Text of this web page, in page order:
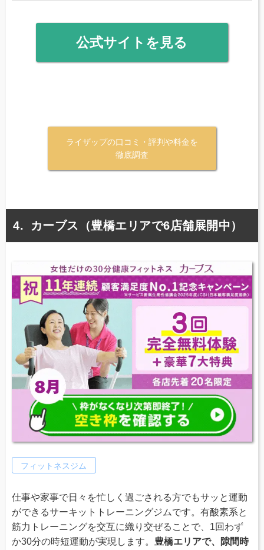
公式サイトを見る
ライザップの口コミ・評判や料金を
徹底調査
カーブス（豊橋エリアで6店舗展開中）
フィットネスジム
仕事や家事で日々を忙しく過ごされる方でもサッと運動
ができるサーキットトレーニングジムです。有酸素系と
筋力トレーニングを交互に織り交ぜることで、1回わず
か30分の時短運動が実現します。 豊橋エリアで、隙間時